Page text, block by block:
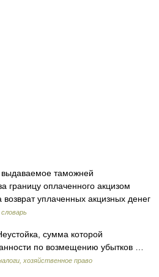
таможней
границу оплаченного акцизом
уплаченных акцизных денег
сумма которой
по возмещению убытков …
хозяйственное право